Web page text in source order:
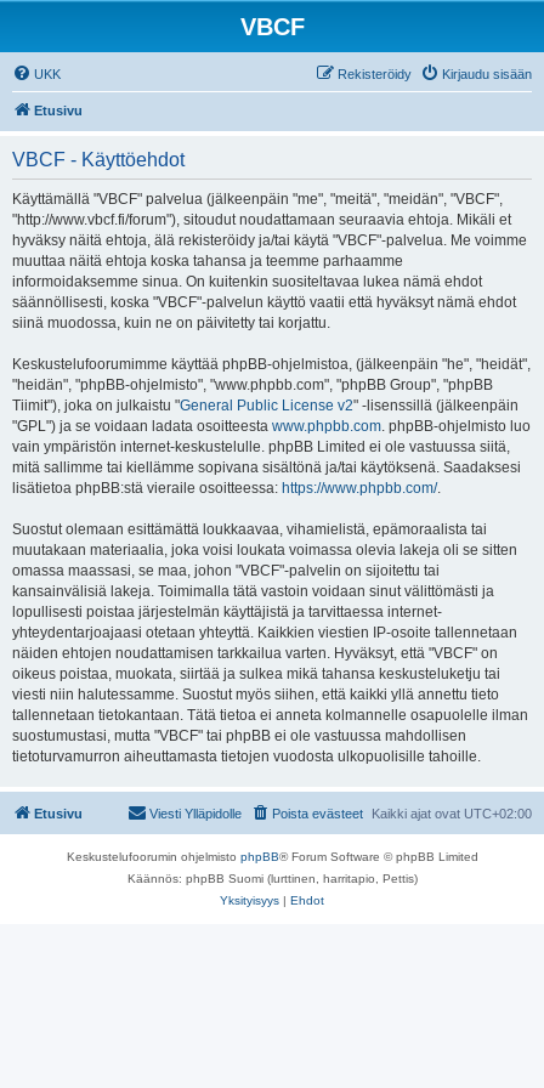
VBCF
UKK Kirjaudu sisään
Rekisteröidy
Etusivu
VBCF - Käyttöehdot
Käyttämällä "VBCF" palvelua (jälkeenpäin "me", "meitä", "meidän", "VBCF",
"http://www.vbcf.fi/forum"), sitoudut noudattamaan seuraavia ehtoja. Mikäli et
hyväksy näitä ehtoja, älä rekisteröidy ja/tai käytä "VBCF"-palvelua. Me voimme
muuttaa näitä ehtoja koska tahansa ja teemme parhaamme
informoidaksemme sinua. On kuitenkin suositeltavaa lukea nämä ehdot
säännöllisesti, koska "VBCF"-palvelun käyttö vaatii että hyväksyt nämä ehdot
siinä muodossa, kuin ne on päivitetty tai korjattu.
Keskustelufoorumimme käyttää phpBB-ohjelmistoa, (jälkeenpäin "he", "heidät",
"heidän", "phpBB-ohjelmisto", "www.phpbb.com", "phpBB Group", "phpBB
Tiimit"), joka on julkaistu "General Public License v2" -lisenssillä (jälkeenpäin
"GPL") ja se voidaan ladata osoitteesta www.phpbb.com. phpBB-ohjelmisto luo
vain ympäristön internet-keskustelulle. phpBB Limited ei ole vastuussa siitä,
mitä sallimme tai kiellämme sopivana sisältönä ja/tai käytöksenä. Saadaksesi
lisätietoa phpBB:stä vieraile osoitteessa: https://www.phpbb.com/.
Suostut olemaan esittämättä loukkaavaa, vihamielistä, epämoraalista tai
muutakaan materiaalia, joka voisi loukata voimassa olevia lakeja oli se sitten
omassa maassasi, se maa, johon "VBCF"-palvelin on sijoitettu tai
kansainvälisiä lakeja. Toimimalla tätä vastoin voidaan sinut välittömästi ja
lopullisesti poistaa järjestelmän käyttäjistä ja tarvittaessa internet-
yhteydentarjoajaasi otetaan yhteyttä. Kaikkien viestien IP-osoite tallennetaan
näiden ehtojen noudattamisen tarkkailua varten. Hyväksyt, että "VBCF" on
oikeus poistaa, muokata, siirtää ja sulkea mikä tahansa keskusteluketju tai
viesti niin halutessamme. Suostut myös siihen, että kaikki yllä annettu tieto
tallennetaan tietokantaan. Tätä tietoa ei anneta kolmannelle osapuolelle ilman
suostumustasi, mutta "VBCF" tai phpBB ei ole vastuussa mahdollisen
tietoturvamurron aiheuttamasta tietojen vuodosta ulkopuolisille tahoille.
Etusivu Kaikki ajat ovat UTC+02:00
Poista evästeet
Viesti Ylläpidolle
Keskustelufoorumin ohjelmisto phpBB® Forum Software © phpBB Limited
Käännös: phpBB Suomi (lurttinen, harritapio, Pettis)
Yksityisyys | Ehdot